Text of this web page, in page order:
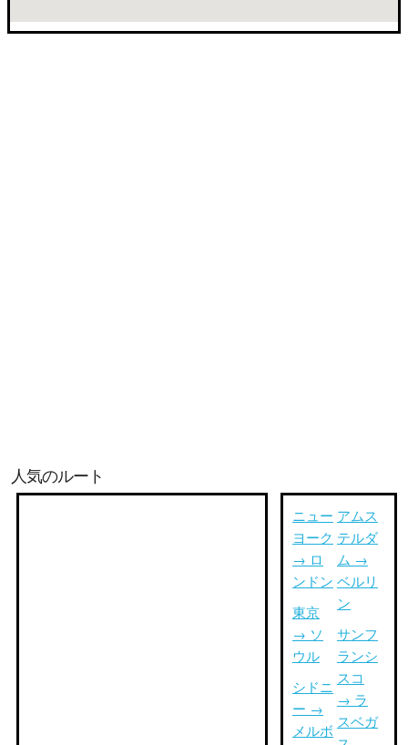
人気のルート
ニュー
ヨーク
→ ロ
ンドン
東京
→ ソ
ウル
シドニ
ー →
メルボ
アムス
テルダ
ム →
ベルリ
ン
サンフ
ランシ
スコ
→ ラ
スベガ